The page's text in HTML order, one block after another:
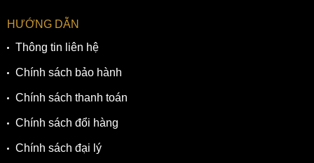
HƯỚNG DẪN
Thông tin liên hệ
Chính sách bảo hành
Chính sách thanh toán
Chính sách đổi hàng
Chính sách đại lý